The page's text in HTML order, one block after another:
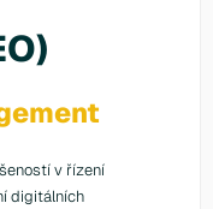
v řízení
digitálních